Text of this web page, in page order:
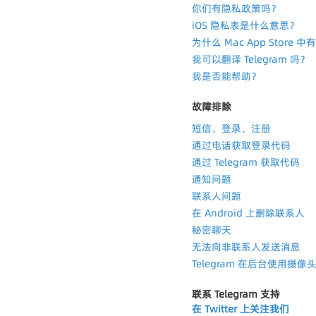
你们有隐私政策吗？
iOS 隐私表是什么意思？
为什么 Mac App Store 中有
我可以翻译 Telegram 吗？
我是否能帮助？
故障排除
短信、登录、注册
通过电话获取登录代码
通过 Telegram 获取代码
通知问题
联系人问题
在 Android 上删除联系人
秘密聊天
无法向非联系人发送消息
Telegram 在后台使用摄像
联系 Telegram 支持
在 Twitter 上关注我们